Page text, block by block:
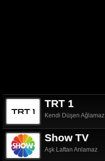
TRT 1
Kendi Düşen Ağlamaz
Show TV
Aşk Laftan Anlamaz